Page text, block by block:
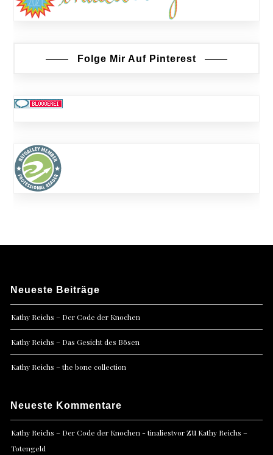
Folge Mir Auf Pinterest
Neueste Beiträge
Kathy Reichs – Der Code der Knochen
Kathy Reichs – Das Gesicht des Bösen
Kathy Reichs – the bone collection
Neueste Kommentare
Kathy Reichs – Der Code der Knochen - tinaliestvorzu Kathy Reichs –
Totengeld